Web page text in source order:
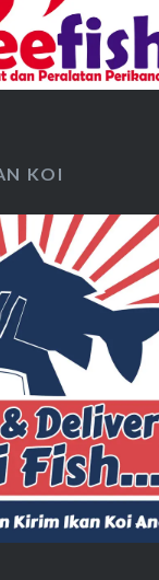
KOI